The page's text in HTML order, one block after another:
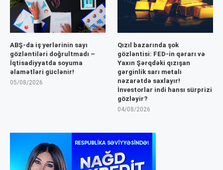
ABŞ-da iş yerlərinin sayı
gözləntiləri doğrultmadı –
İqtisadiyyatda soyuma
əlamətləri güclənir!
05/08/2026
Qızıl bazarında şok
gözləntisi: FED-in qərarı və
Yaxın Şərqdəki qızışan
gərginlik sarı metalı
nəzarətdə saxlayır!
İnvestorlar indi hansı sürprizi
gözləyir?
04/08/2026